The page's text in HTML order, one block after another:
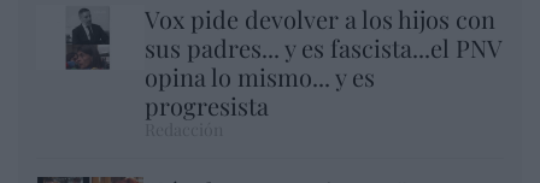
Vox pide devolver a los hijos con
sus padres... y es fascista...el PNV
opina lo mismo... y es
progresista